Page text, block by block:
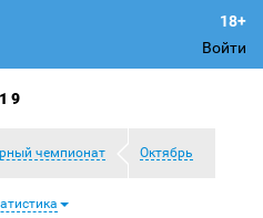
Войти
чемпионат Октябрь